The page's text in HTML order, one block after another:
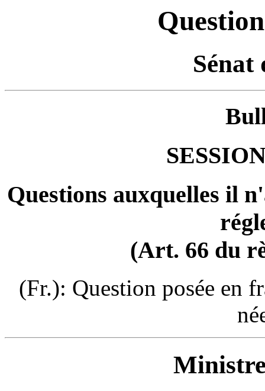
Sénat
Questions auxquelles il
(Art. 66 du
(Fr.): Question posée en